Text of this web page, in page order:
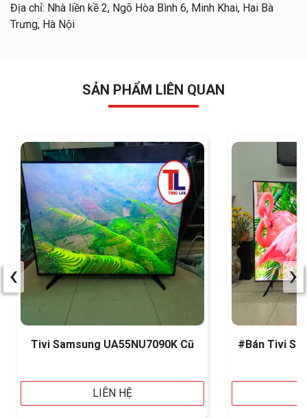
Địa chỉ: Nhà liền kề 2, Ngõ Hòa Bình 6, Minh Khai, Hai Bà
Trưng, Hà Nội
SẢN PHẨM LIÊN QUAN
Tivi Samsung UA55NU7090K Cũ
LIÊN HỆ
#Bán Tivi
‹ ›